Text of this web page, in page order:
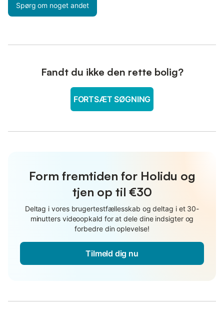
Spørg om noget andet
Fandt du ikke den rette bolig?
FORTSÆT SØGNING
Form fremtiden for Holidu og
tjen op til €30
Deltag i vores brugertestfællesskab og deltag i et 30-
minutters videoopkald for at dele dine indsigter og
forbedre din oplevelse!
Tilmeld dig nu